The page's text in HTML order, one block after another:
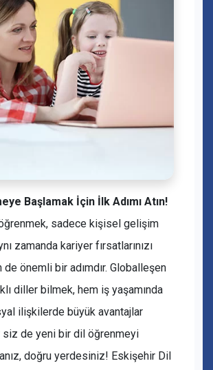
Başlamak İçin İlk Adımı Atın!
sadece kişisel gelişim
zamanda kariyer fırsatlarınızı
de önemli bir adımdır. Globalleşen
diller bilmek, hem iş yaşamında
ilişkilerde büyük avantajlar
siz de yeni bir dil öğrenmeyi
doğru yerdesiniz! Eskişehir Dil